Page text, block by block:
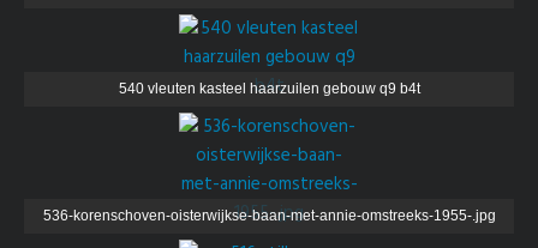
540 vleuten kasteel haarzuilen gebouw q9 b4t
536-korenschoven-oisterwijkse-baan-met-annie-omstreeks-1955-.jpg